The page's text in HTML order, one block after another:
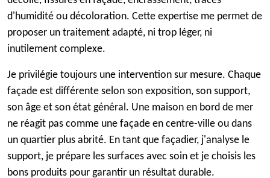
d'humidité ou décoloration. Cette expertise me permet de
proposer un traitement adapté, ni trop léger, ni
inutilement complexe.
Je privilégie toujours une intervention sur mesure. Chaque
façade est différente selon son exposition, son support,
son âge et son état général. Une maison en bord de mer
ne réagit pas comme une façade en centre-ville ou dans
un quartier plus abrité. En tant que façadier, j'analyse le
support, je prépare les surfaces avec soin et je choisis les
bons produits pour garantir un résultat durable.